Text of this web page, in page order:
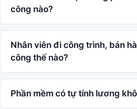
công nào?
Nhân viên đi công trình, bán
công thế nào?
Phần mềm có tự tính lương